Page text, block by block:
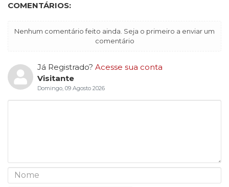
COMENTÁRIOS:
Nenhum comentário feito ainda. Seja o primeiro a enviar um
comentário
Já Registrado? Acesse sua conta
Visitante
Domingo, 09 Agosto 2026